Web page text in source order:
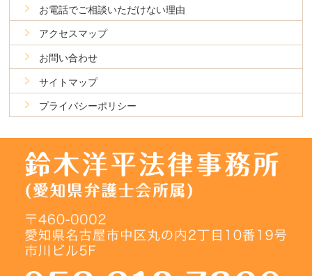
お電話でご相談いただけない理由
アクセスマップ
お問い合わせ
サイトマップ
プライバシーポリシー